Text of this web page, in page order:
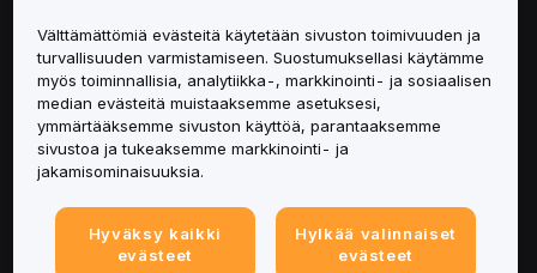
Palvelut
Tuki
Tuotteet
Lakiasiat
Välttämättömiä evästeitä käytetään sivuston toimivuuden ja
turvallisuuden varmistamiseen. Suostumuksellasi käytämme
myös toiminnallisia, analytiikka-, markkinointi- ja sosiaalisen
median evästeitä muistaaksemme asetuksesi,
ymmärtääksemme sivuston käyttöä, parantaaksemme
sivustoa ja tukeaksemme markkinointi- ja
jakamisominaisuuksia.
Hyväksy kaikki
evästeet
Hylkää valinnaiset
evästeet